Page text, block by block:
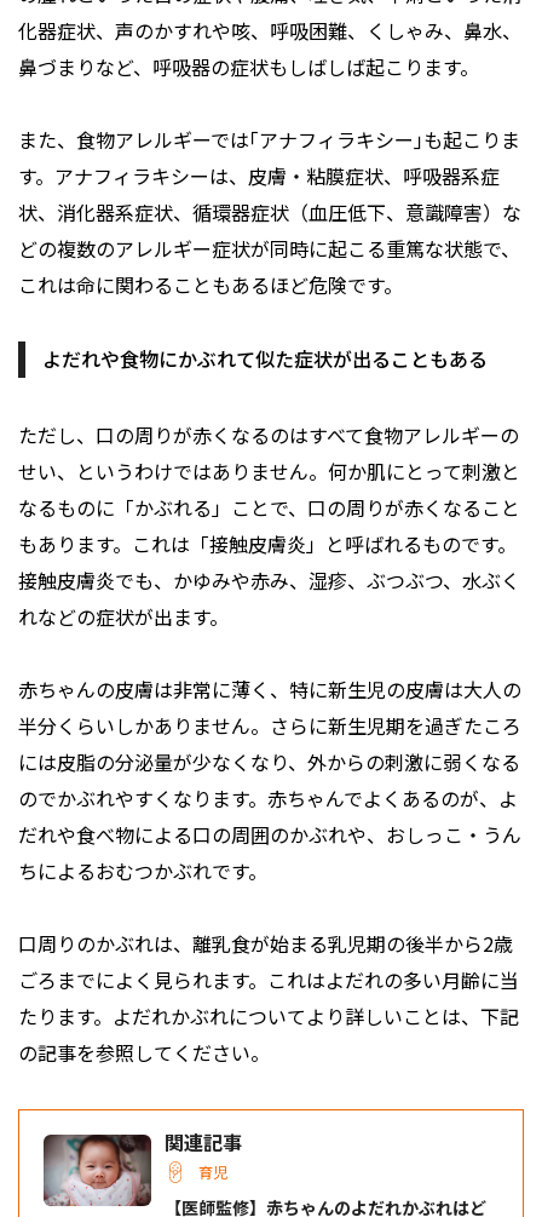
化器症状、声のかすれや咳、呼吸困難、くしゃみ、鼻水、
鼻づまりなど、呼吸器の症状もしばしば起こります。
また、食物アレルギーでは｢アナフィラキシー｣も起こりま
す。アナフィラキシーは、皮膚・粘膜症状、呼吸器系症
状、消化器系症状、循環器症状（血圧低下、意識障害）な
どの複数のアレルギー症状が同時に起こる重篤な状態で、
これは命に関わることもあるほど危険です。
よだれや食物にかぶれて似た症状が出ることもある
ただし、口の周りが赤くなるのはすべて食物アレルギーの
せい、というわけではありません。何か肌にとって刺激と
なるものに「かぶれる」ことで、口の周りが赤くなること
もあります。これは「接触皮膚炎」と呼ばれるものです。
接触皮膚炎でも、かゆみや赤み、湿疹、ぶつぶつ、水ぶく
れなどの症状が出ます。
赤ちゃんの皮膚は非常に薄く、特に新生児の皮膚は大人の
半分くらいしかありません。さらに新生児期を過ぎたころ
には皮脂の分泌量が少なくなり、外からの刺激に弱くなる
のでかぶれやすくなります。赤ちゃんでよくあるのが、よ
だれや食べ物による口の周囲のかぶれや、おしっこ・うん
ちによるおむつかぶれです。
口周りのかぶれは、離乳食が始まる乳児期の後半から2歳
ごろまでによく見られます。これはよだれの多い月齢に当
たります。よだれかぶれについてより詳しいことは、下記
の記事を参照してください。
関連記事
育児
【医師監修】赤ちゃんのよだれかぶれはど